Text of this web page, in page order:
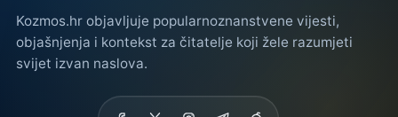
Kozmos.hr objavljuje popularnoznanstvene vijesti,
objašnjenja i kontekst za čitatelje koji žele razumjeti
svijet izvan naslova.